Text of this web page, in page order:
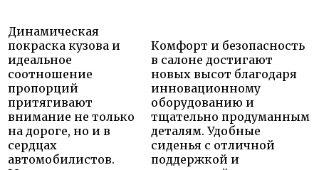
Динамическая
покраска кузова и
идеальное
соотношение
пропорций
притягивают
внимание не только
на дороге, но и в
сердцах
автомобилистов.
Комфорт и безопасность
в салоне достигают
новых высот благодаря
инновационному
оборудованию и
тщательно продуманным
деталям. Удобные
сиденья с отличной
поддержкой и